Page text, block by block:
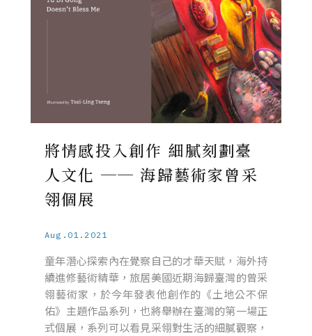
將情感投入創作 細膩刻劃臺
人文化 ── 海歸藝術家曾采
翎個展
Aug.01.2021
童年潛心探索內在覺察自己的才華天賦，海外持
續進修藝術精華，旅居美國近期海歸臺灣的曾采
翎藝術家，於今年發表他創作的《土地公不保
佑》主題作品系列，也將舉辦在臺灣的第一場正
式個展，系列可以看見采翎對生活的細膩觀察，